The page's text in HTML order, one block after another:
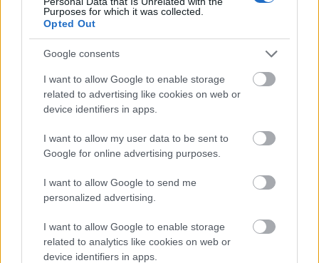
Purposes for which it was collected.
Opted Out
Google consents
I want to allow Google to enable storage
related to advertising like cookies on web or
device identifiers in apps.
I want to allow my user data to be sent to
Google for online advertising purposes.
I want to allow Google to send me
personalized advertising.
I want to allow Google to enable storage
related to analytics like cookies on web or
device identifiers in apps.
középpontba.
Történelmi táj, amelynek minden köve
mesél – megújul a tatai Angolkert
Bicske Kelet csomópont építése
Új gyalogosátkelők és jelzőlámpás